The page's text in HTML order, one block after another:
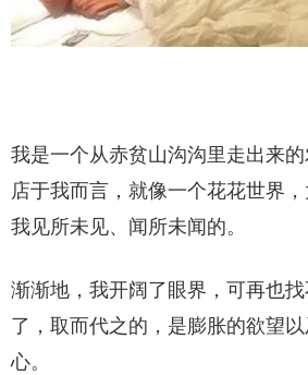
我是一个从赤贫山沟沟里走出来
店于我而言，就像一个花花世界
我见所未见、闻所未闻的。
渐渐地，我开阔了眼界，可再也
了，取而代之的，是膨胀的欲望
心。